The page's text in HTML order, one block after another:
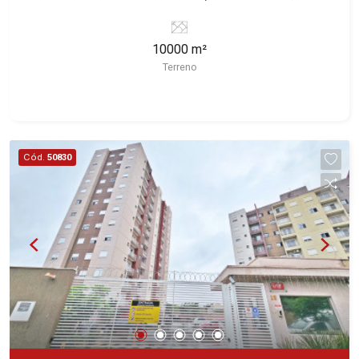
Martinelli Imobiliária selecionou para você: -
10.000m² de área terreno - Ideal para empresas
casas e terrenos residenciais e comerciais nos
bairros mais desejados da Zona Sul,
reconhecidos por sua segurança, infraestrutura e
qualidade de vida incomparável. Atuamos nos
bairros de maior prestígio da região, como: Alto
da Boa Vista, Jardim Botânico, Jardim Olhos
D`Água, Vila do Golfe, City Ribeirão, Jardim
Canadá, Guaporé, Ilhas do Sul, Jardim Nova
Aliança, Boulevard, Higienópolis, Sumaré, Jardim
América, Alto do Ipê, Jardim Irajá, Royal Park,
Jardim Califórnia, Quinta da Primavera, Bonfim
10000 m²
Terreno
Cód. 50830